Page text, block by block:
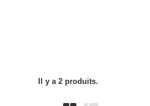
Il y a 2 produits.